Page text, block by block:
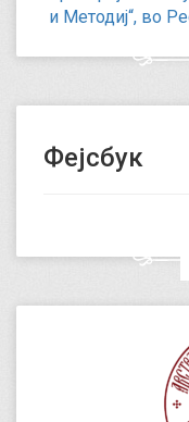
и Методиј“, во
Фејсбук